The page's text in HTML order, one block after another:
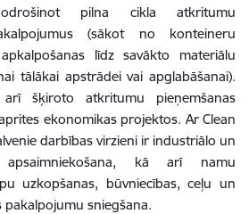
pilna cikla atkritumu
(sākot no konteineru
līdz savākto materiālu
tālākai apstrādei vai apglabāšanai).
arī šķiroto atkritumu pieņemšanas
ekonomikas projektos. Ar Clean
darbības virzieni ir industriālo un
apsaimniekošana, kā arī namu
uzkopšanas, būvniecības, ceļu un
pakalpojumu sniegšana.